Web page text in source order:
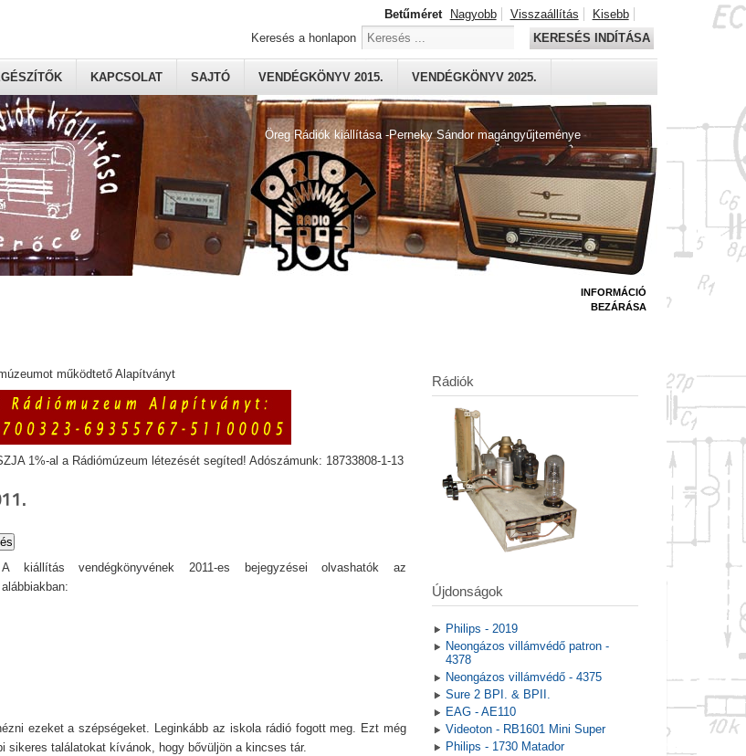
Öreg Rádiók kiállítása -Perneky Sándor magángyűjteménye
KAPCSOLAT SAJTÓ VENDÉGKÖNYV 2015. VENDÉGKÖNYV 2025.
Betűméret Nagyobb Visszaállítás
Kisebb
Keresés a honlapon
KERESÉS INDÍTÁSA
működtető Alapítványt
1%-al a Rádiómúzeum létezését segíted! Adószámunk: 18733808-1-13
A kiállítás vendégkönyvének 2011-es bejegyzései olvashatók az
alábbiakban:
ezeket a szépségeket. Leginkább az iskola rádió fogott meg. Ezt még
sikeres találatokat kívánok, hogy bővüljön a kincses tár.
INFORMÁCIÓ
BEZÁRÁSA
Rádiók
Újdonságok
Philips - 2019
Neongázos villámvédő patron -
4378
Neongázos villámvédő - 4375
Sure 2 BPI. & BPII.
EAG - AE110
Videoton - RB1601 Mini Super
Philips - 1730 Matador